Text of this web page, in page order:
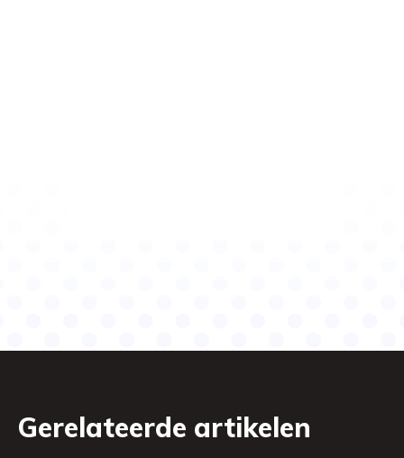
Gerelateerde artikelen